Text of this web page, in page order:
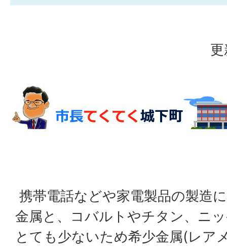
携帯電話などや家電製品の製造
金属と、コバルトやチタン、ニ
とても少ないため希少金属(レア